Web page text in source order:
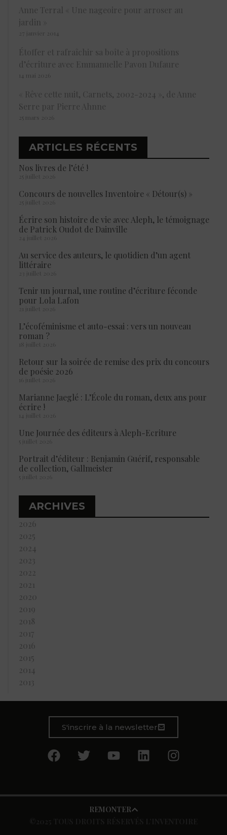
Anne Terral « Une nageoire pour arroser au
jardin »
27 janvier 2014
Étoffer et rafraîchir sa boîte à propositions
d’écriture avec Emmanuelle Pavon Dufaure
14 mai 2026
« Rêve cette nuit, Carnets, 2002-2024 », de Anne
Serre par Pierre Ahnne
25 mars 2026
ARTICLES RÉCENTS
Nos livres de l’été !
25 juillet 2026
Concours de nouvelles Inventoire « Détour(s) »
25 juillet 2026
Écrire son histoire de vie avec Aleph, le témoignage
de Patrick Oudot de Dainville
24 juillet 2026
Au service des auteurs, le quotidien d’un agent
littéraire
23 juillet 2026
Tenir un journal, une routine d’écriture féconde
pour Lola Lafon
21 juillet 2026
L’écoféminisme et auto-essai : vers un nouveau
roman ?
18 juillet 2026
Retour sur la soirée de remise des prix du concours
de poésie 2026
16 juillet 2026
Marianne Jaeglé : L’École du roman, deux ans pour
écrire !
14 juillet 2026
Une Journée des éditeurs à Aleph-Ecriture
5 juillet 2026
Portrait d’éditeur : Benjamin Guérif, responsable
de collection, Gallmeister
5 juillet 2026
ARCHIVES
2026
2025
2024
2023
2022
2021
2020
2019
2018
2017
2016
2015
2014
2013
S'inscrire à la newsletter
REMONTER